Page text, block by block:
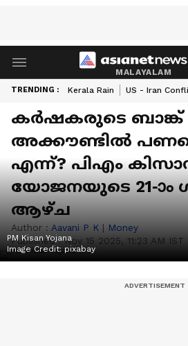
MALAYALAM
TRENDING : Kerala Rain US - Iran
കർഷകരുടെ ബാങ്ക്
അക്കൗണ്ടിൽ
എന്ന്? പിഎം
യോജനയുടെ 21-
ആഴ്ച
Author : Aavani P K | Money
Published :Nov 15 2025, 11:23 AM IST
PM Kisan Yojana
Image Credit:pixabay